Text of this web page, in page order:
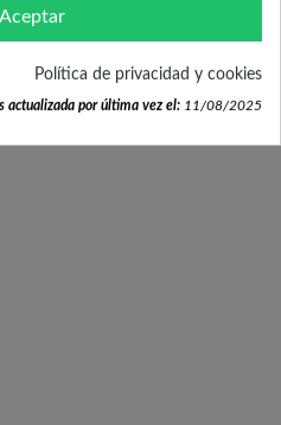
Aceptar
Política de privacidad y cookies
actualizada por última vez el: 11/08/2025